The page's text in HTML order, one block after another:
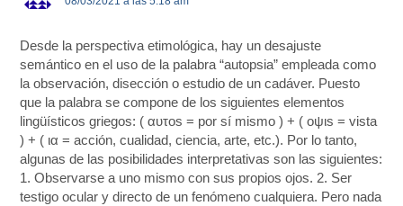
Desde la perspectiva etimológica, hay un desajuste
semántico en el uso de la palabra “autopsia” empleada como
la observación, disección o estudio de un cadáver. Puesto
que la palabra se compone de los siguientes elementos
lingüísticos griegos: ( αυτοs = por sí mismo ) + ( οψιs = vista
) + ( ια = acción, cualidad, ciencia, arte, etc.). Por lo tanto,
algunas de las posibilidades interpretativas son las siguientes:
1. Observarse a uno mismo con sus propios ojos. 2. Ser
testigo ocular y directo de un fenómeno cualquiera. Pero nada